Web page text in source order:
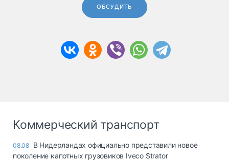
ОБСУДИТЬ
Коммерческий транспорт
08.08 В Нидерландах официально представили новое
поколение капотных грузовиков Iveco Strator